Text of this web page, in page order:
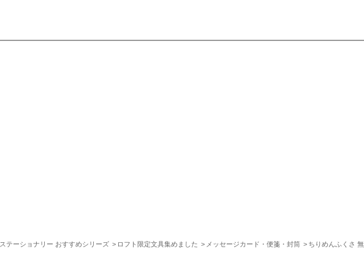
ステーショナリー おすすめシリーズ ロフト限定文具集めました メッセージカード・便箋・封筒 ちりめんふくさ